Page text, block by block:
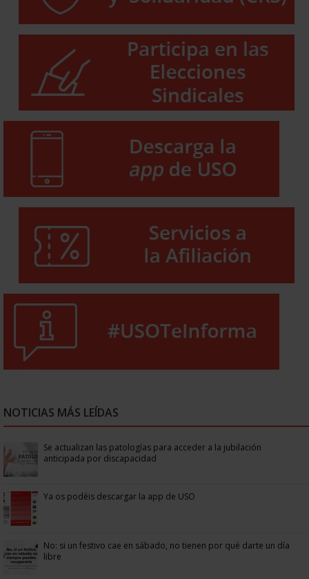
NOTICIAS MÁS LEÍDAS
Se actualizan las patologías para acceder a la jubilación
anticipada por discapacidad
Ya os podéis descargar la app de USO
No: si un festivo cae en sábado, no tienen por qué darte un día
libre